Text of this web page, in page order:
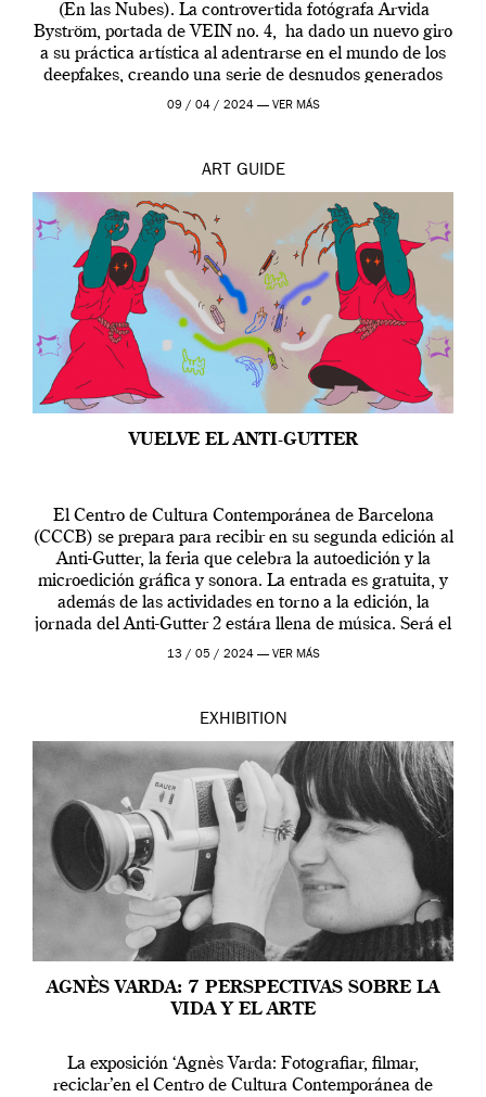
(En las Nubes). La controvertida fotógrafa Arvida
Byström, portada de VEIN no. 4, ha dado un nuevo giro
a su práctica artística al adentrarse en el mundo de los
deepfakes, creando una serie de desnudos generados
por […]
09 / 04 / 2024 — VER MÁS
ART GUIDE
VUELVE EL ANTI-GUTTER
El Centro de Cultura Contemporánea de Barcelona
(CCCB) se prepara para recibir en su segunda edición al
Anti-Gutter, la feria que celebra la autoedición y la
microedición gráfica y sonora. La entrada es gratuita, y
además de las actividades en torno a la edición, la
jornada del Anti-Gutter 2 estára llena de música. Será el
[…]
13 / 05 / 2024 — VER MÁS
EXHIBITION
AGNÈS VARDA: 7 PERSPECTIVAS SOBRE LA
VIDA Y EL ARTE
La exposición ‘Agnès Varda: Fotografiar, filmar,
reciclar’en el Centro de Cultura Contemporánea de